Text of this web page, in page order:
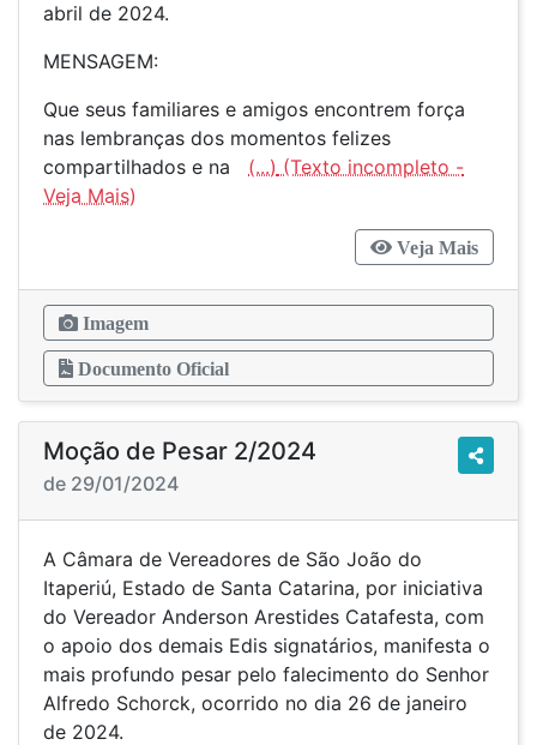
abril de 2024.
MENSAGEM:
Que seus familiares e amigos encontrem força
nas lembranças dos momentos felizes
compartilhados e na (...)
Veja Mais
Imagem
Documento Oficial
Moção de Pesar 2/2024
de 29/01/2024
A Câmara de Vereadores de São João do
Itaperiú, Estado de Santa Catarina, por iniciativa
do Vereador Anderson Arestides Catafesta, com
o apoio dos demais Edis signatários, manifesta o
mais profundo pesar pelo falecimento do Senhor
Alfredo Schorck, ocorrido no dia 26 de janeiro
de 2024.